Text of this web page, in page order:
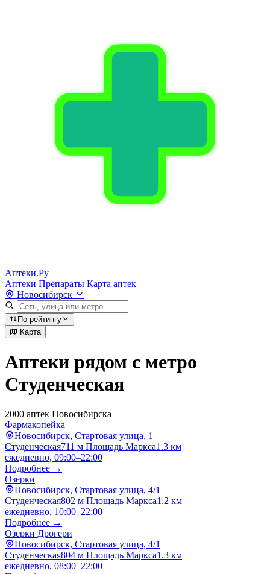
Аптеки.Ру
Аптеки Препараты Карта аптек
Новосибирск
По рейтингу
Карта
Аптеки рядом с метро
Студенческая
2000 аптек Новосибирска
Фармакопейка
Новосибирск, Стартовая улица, 1
Студенческая711 м Площадь Маркса1.3 км
ежедневно, 09:00–22:00
Подробнее →
Озерки
Новосибирск, Стартовая улица, 4/1
Студенческая802 м Площадь Маркса1.2 км
ежедневно, 10:00–22:00
Подробнее →
Озерки Дрогери
Новосибирск, Стартовая улица, 4/1
Студенческая804 м Площадь Маркса1.3 км
ежедневно, 08:00–22:00